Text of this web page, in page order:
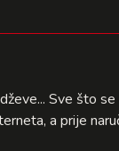
Sve što
a prije